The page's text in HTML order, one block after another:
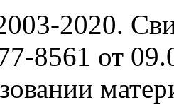
2020.
от